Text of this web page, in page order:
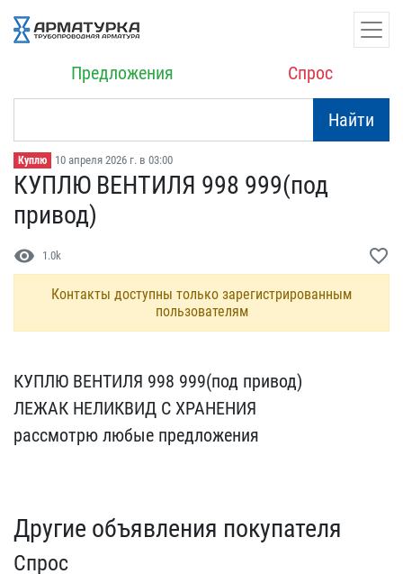
Предложения Спрос
Найти
Куплю 10 апреля 2026 г. в 03:00
КУПЛЮ ВЕНТИЛЯ 998 999(по​д
привод)
visibility 1.0k favorite_border
Контакты доступны только зарегистрированным
пользователям
КУПЛЮ ВЕНТИЛЯ 998 999(по​д привод)
ЛЕЖАК НЕЛИКВИД​ С ХРАНЕНИЯ
рассмотрю л​юбые предложения
Другие объявления покупателя
Спрос